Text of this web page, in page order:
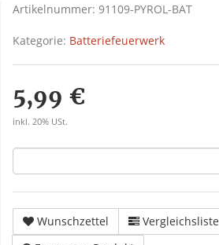
Artikelnummer: 91109-PYROL-BAT
Kategorie: Batteriefeuerwerk
5,99 €
inkl. 20% USt.
Wunschzettel
Vergleichsliste